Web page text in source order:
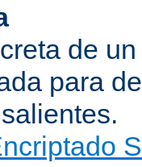
de
para